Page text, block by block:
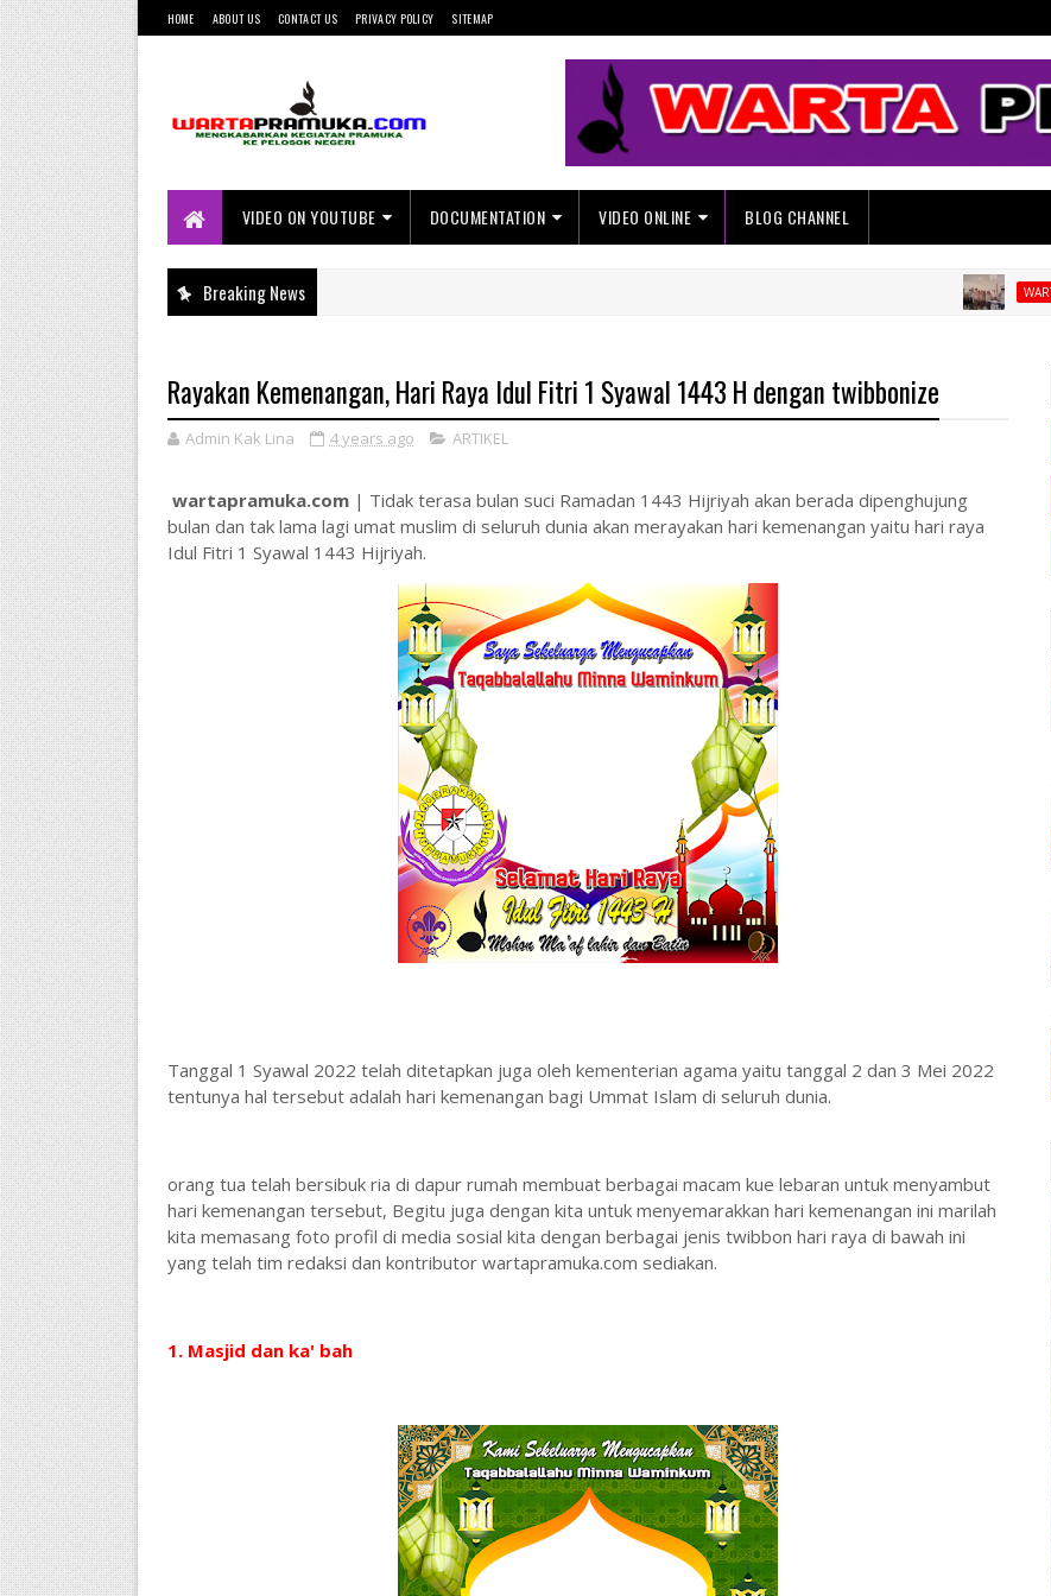
HOME ABOUT US CONTACT US PRIVACY POLICY SITEMAP
Pelosok Negeri
VIDEO ON YOUTUBE
DOCUMENTATION VIDEO ONLINE BLOG CHANNEL
Breaking News WARTA KWARRAN
Rayakan Kemenangan, Hari Raya Idul Fitri 1 Syawal 1443 H dengan twibbonize
Admin Kak Lina 4 years ago ARTIKEL
wartapramuka.com| Tidak terasa bulan suci Ramadan 1443 Hijriyah akan berada dipenghujung
bulan dan tak lama lagi umat muslim di seluruh dunia akan merayakan hari kemenangan yaitu hari raya
Idul Fitri 1 Syawal 1443 Hijriyah.
Tanggal 1 Syawal 2022 telah ditetapkan juga oleh kementerian agama yaitu tanggal 2 dan 3 Mei 2022
tentunya hal tersebut adalah hari kemenangan bagi Ummat Islam di seluruh dunia.
orang tua telah bersibuk ria di dapur rumah membuat berbagai macam kue lebaran untuk menyambut
hari kemenangan tersebut, Begitu juga dengan kita untuk menyemarakkan hari kemenangan ini marilah
kita memasang foto profil di media sosial kita dengan berbagai jenis twibbon hari raya di bawah ini
yang telah tim redaksi dan kontributor wartapramuka.com sediakan.
1. Masjid dan ka' bah